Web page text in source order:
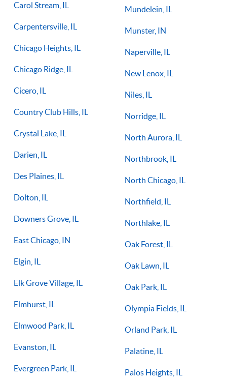
Carol Stream, IL
Carpentersville, IL
Chicago Heights, IL
Chicago Ridge, IL
Cicero, IL
Country Club Hills, IL
Crystal Lake, IL
Darien, IL
Des Plaines, IL
Dolton, IL
Downers Grove, IL
East Chicago, IN
Elgin, IL
Elk Grove Village, IL
Elmhurst, IL
Elmwood Park, IL
Evanston, IL
Evergreen Park, IL
Mundelein, IL
Munster, IN
Naperville, IL
New Lenox, IL
Niles, IL
Norridge, IL
North Aurora, IL
Northbrook, IL
North Chicago, IL
Northfield, IL
Northlake, IL
Oak Forest, IL
Oak Lawn, IL
Oak Park, IL
Olympia Fields, IL
Orland Park, IL
Palatine, IL
Palos Heights, IL